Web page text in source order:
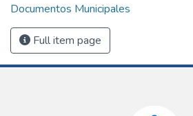
Documentos Municipales
Full item page